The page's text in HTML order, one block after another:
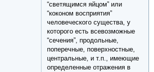
“светящимся яйцом” или
“коконом восприятия”
человеческого существа, у
которого есть всевозможные
“сечения”, продольные,
поперечные, поверхностные,
центральные, и т.п., имеющие
определенные отражения в